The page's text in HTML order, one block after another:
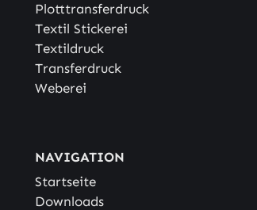
Plotttransferdruck
Textil Stickerei
Textildruck
Transferdruck
Weberei
NAVIGATION
Startseite
Downloads